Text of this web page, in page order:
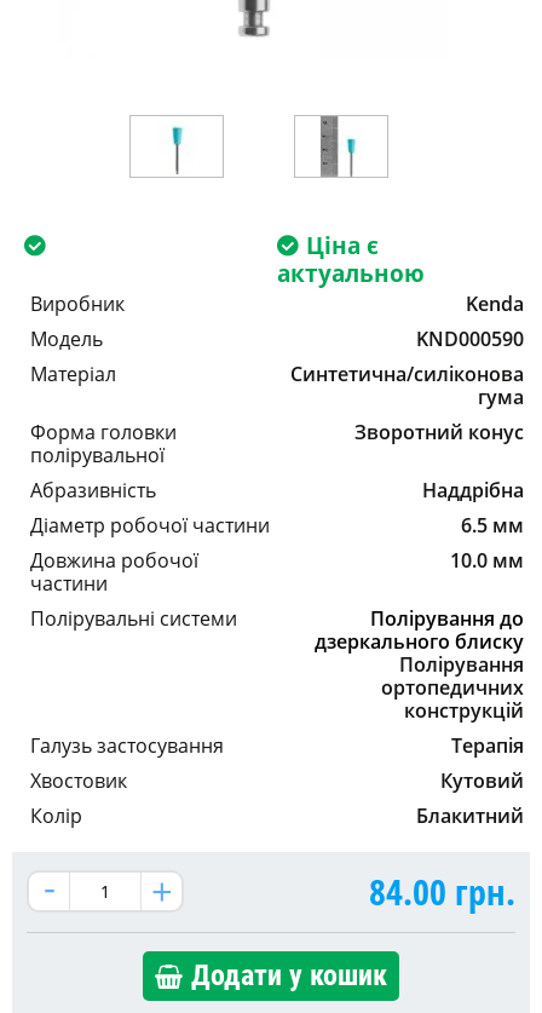
Ціна є
актуальною
Виробник
Kenda
Модель
KND000590
Матеріал
Синтетична/силіконова
гума
Форма головки
полірувальної
Зворотний конус
Абразивність
Наддрібна
Діаметр робочої частини
6.5 мм
Довжина робочої
частини
10.0 мм
Полірувальні системи
Полірування до
дзеркального блиску
Полірування
ортопедичних
конструкцій
Галузь застосування
Терапія
Хвостовик
Кутовий
Колір
Блакитний
84.00 грн.
Додати у кошик